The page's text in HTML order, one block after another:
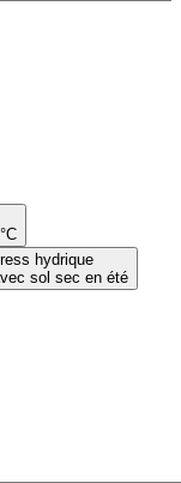
hydrique
sol sec en été